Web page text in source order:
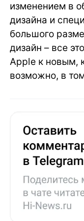
изменением в
дизайна и
большого
дизайн – все
Apple к новым,
возможно, в